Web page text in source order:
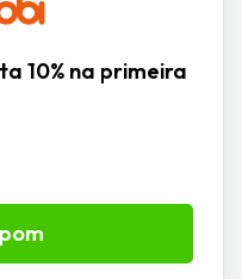
10% na primeira